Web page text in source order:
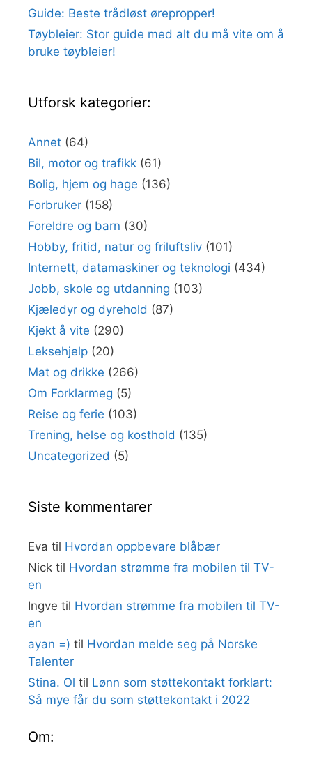
Guide: Beste trådløst ørepropper!
Tøybleier: Stor guide med alt du må vite om å
bruke tøybleier!
Utforsk kategorier:
Annet (64)
Bil, motor og trafikk (61)
Bolig, hjem og hage (136)
Forbruker (158)
Foreldre og barn (30)
Hobby, fritid, natur og friluftsliv (101)
Internett, datamaskiner og teknologi (434)
Jobb, skole og utdanning (103)
Kjæledyr og dyrehold (87)
Kjekt å vite (290)
Leksehjelp (20)
Mat og drikke (266)
Om Forklarmeg (5)
Reise og ferie (103)
Trening, helse og kosthold (135)
Uncategorized (5)
Siste kommentarer
Eva til Hvordan oppbevare blåbær
Nick til Hvordan strømme fra mobilen til TV-
en
Ingve til Hvordan strømme fra mobilen til TV-
en
ayan =) til Hvordan melde seg på Norske
Talenter
Stina. Ol til Lønn som støttekontakt forklart:
Så mye får du som støttekontakt i 2022
Om: